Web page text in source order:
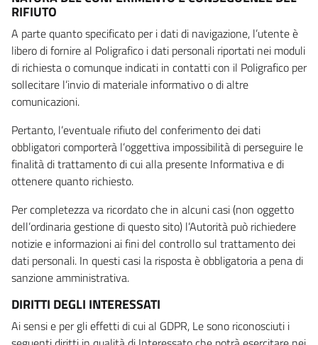
RIFIUTO
A parte quanto specificato per i dati di navigazione, l’utente è
libero di fornire al Poligrafico i dati personali riportati nei moduli
di richiesta o comunque indicati in contatti con il Poligrafico per
sollecitare l’invio di materiale informativo o di altre
comunicazioni.
Pertanto, l’eventuale rifiuto del conferimento dei dati
obbligatori comporterà l’oggettiva impossibilità di perseguire le
finalità di trattamento di cui alla presente Informativa e di
ottenere quanto richiesto.
Per completezza va ricordato che in alcuni casi (non oggetto
dell’ordinaria gestione di questo sito) l’Autorità può richiedere
notizie e informazioni ai fini del controllo sul trattamento dei
dati personali. In questi casi la risposta è obbligatoria a pena di
sanzione amministrativa.
DIRITTI DEGLI INTERESSATI
Ai sensi e per gli effetti di cui al GDPR, Le sono riconosciuti i